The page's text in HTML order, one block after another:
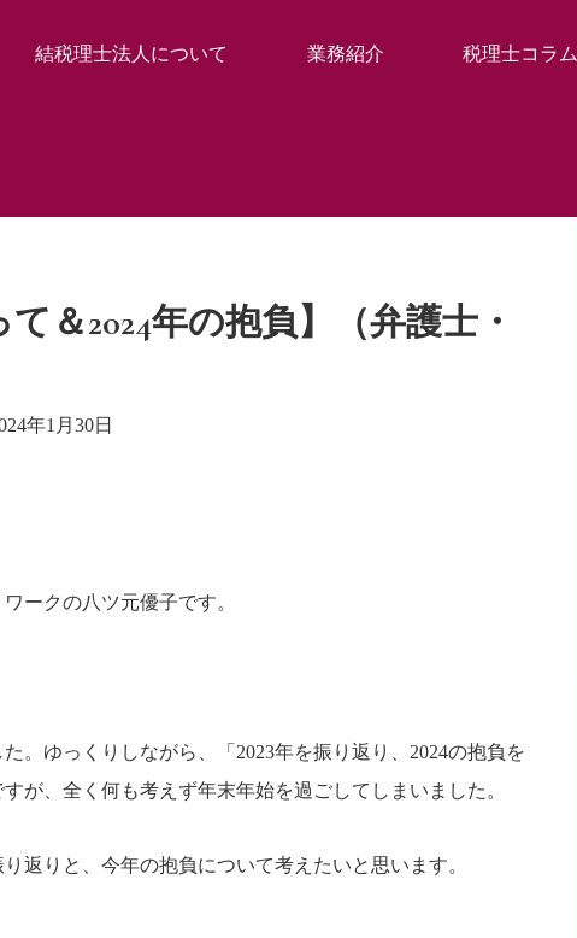
結税理士法人について 業務紹介 税理士コラム
て＆2024年の抱負】（弁護士・
年1月30日
ークの八ツ元優子です。
。ゆっくりしながら、「2023年を振り返り、2024の抱負を
が、全く何も考えず年末年始を過ごしてしまいました。
返りと、今年の抱負について考えたいと思います。